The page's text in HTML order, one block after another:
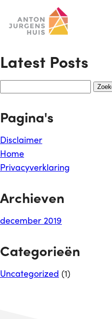
Latest Posts
Pagina's
Disclaimer
Home
Privacyverklaring
Archieven
december 2019
Categorieën
Uncategorized (1)